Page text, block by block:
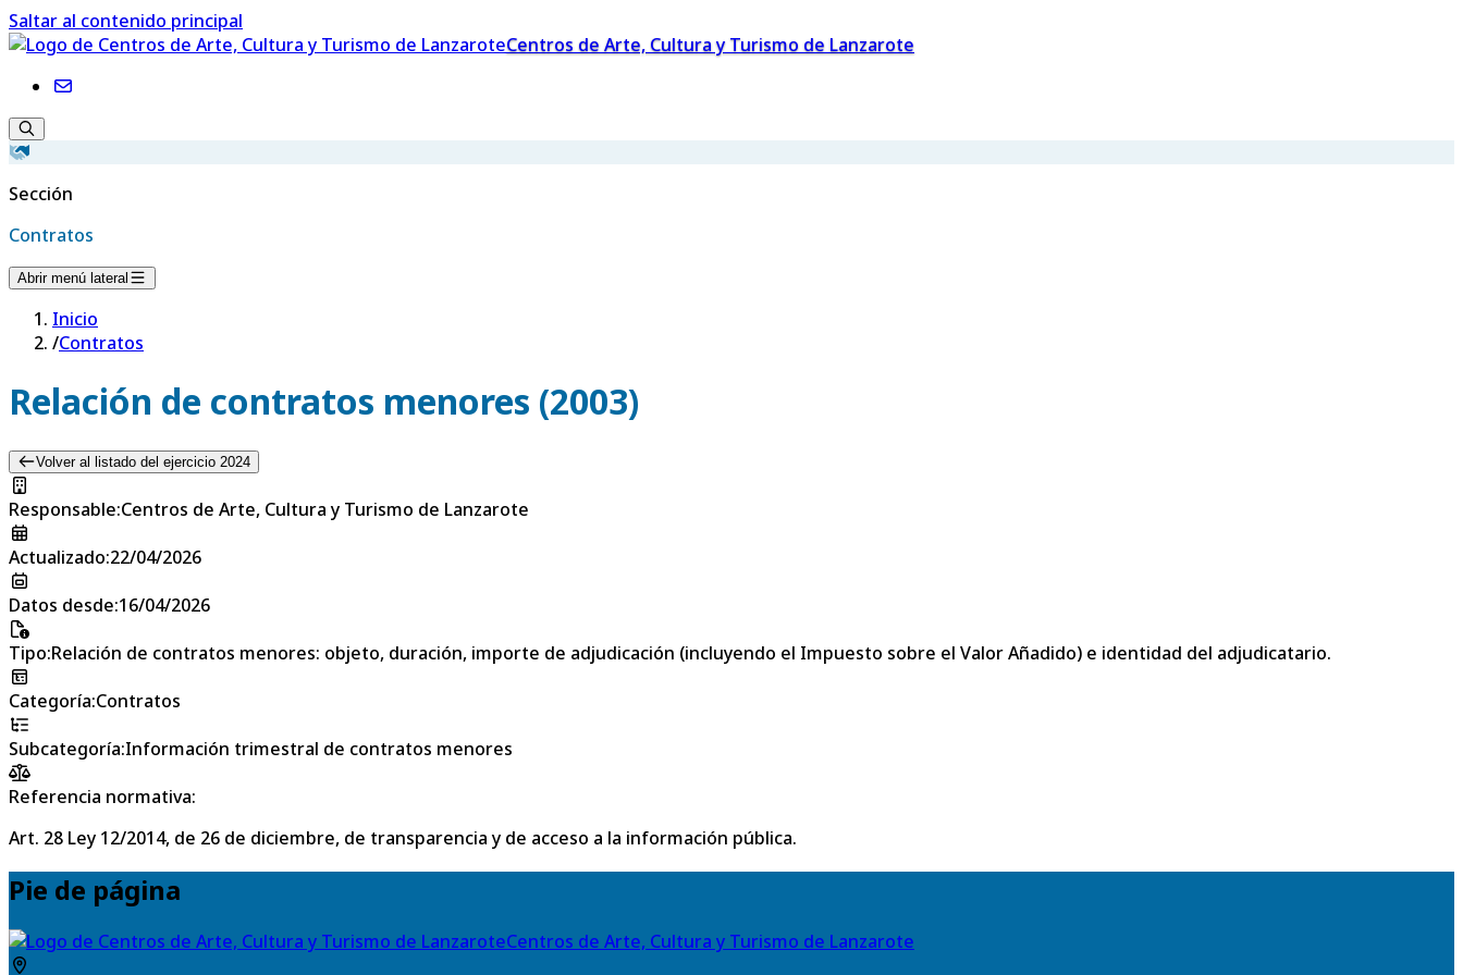
Saltar al contenido principal
Centros de Arte, Cultura y Turismo de Lanzarote
Sección
Contratos
Abrir menú lateral
Inicio
/Contratos
Relación de contratos menores (2003)
Volver al listado del ejercicio 2024
Responsable:Centros de Arte, Cultura y Turismo de Lanzarote
Actualizado:22/04/2026
Datos desde:16/04/2026
Tipo:Relación de contratos menores: objeto, duración, importe de adjudicación (incluyendo el Impuesto sobre el Valor Añadido) e identidad del adjudicatario.
Categoría:Contratos
Subcategoría:Información trimestral de contratos menores
Referencia normativa:
Art. 28 Ley 12/2014, de 26 de diciembre, de transparencia y de acceso a la información pública.
Pie de página
Centros de Arte, Cultura y Turismo de Lanzarote